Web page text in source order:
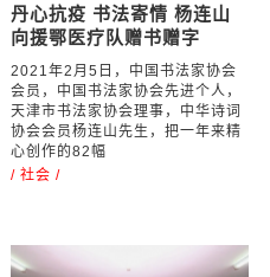
村落。这个村庄位于国
/ 国内 /